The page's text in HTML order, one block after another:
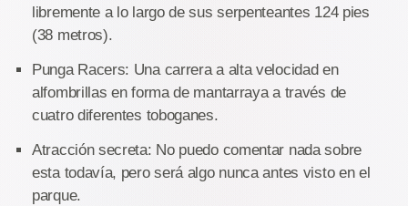
libremente a lo largo de sus serpenteantes 124 pies
(38 metros).
Punga Racers: Una carrera a alta velocidad en
alfombrillas en forma de mantarraya a través de
cuatro diferentes toboganes.
Atracción secreta: No puedo comentar nada sobre
esta todavía, pero será algo nunca antes visto en el
parque.